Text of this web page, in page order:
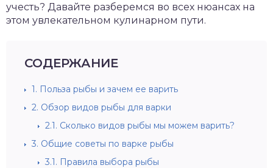
учесть? Давайте разберемся во всех нюансах на
этом увлекательном кулинарном пути.
СОДЕРЖАНИЕ
1. Польза рыбы и зачем ее варить
2. Обзор видов рыбы для варки
2.1. Сколько видов рыбы мы можем варить?
3. Общие советы по варке рыбы
3.1. Правила выбора рыбы